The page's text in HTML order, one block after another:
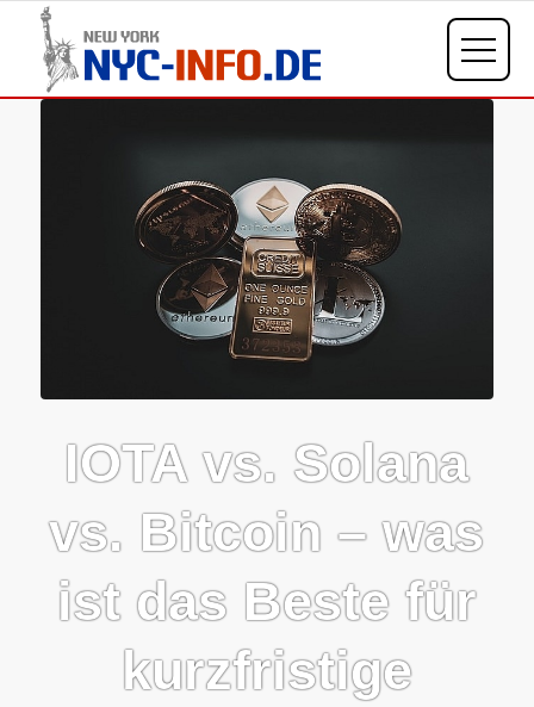
IOTA vs. Solana
vs. Bitcoin – was
ist das Beste für
kurzfristige